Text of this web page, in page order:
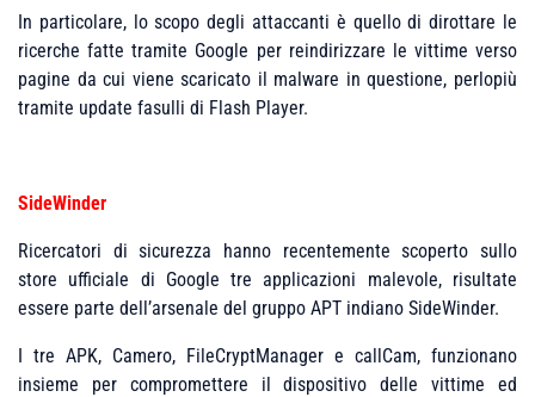
In particolare, lo scopo degli attaccanti è quello di dirottare le
ricerche fatte tramite Google per reindirizzare le vittime verso
pagine da cui viene scaricato il malware in questione, perlopiù
tramite update fasulli di Flash Player.
SideWinder
Ricercatori di sicurezza hanno recentemente scoperto sullo
store ufficiale di Google tre applicazioni malevole, risultate
essere parte dell’arsenale del gruppo APT indiano SideWinder.
I tre APK, Camero, FileCryptManager e callCam, funzionano
insieme per compromettere il dispositivo delle vittime ed